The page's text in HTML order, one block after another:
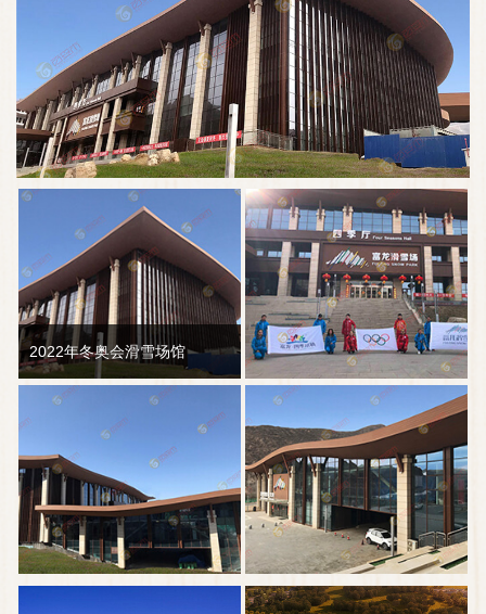
2022年冬奥会滑雪场馆
百妥木户外塑木墙板走进2022年冬奥会
2022年冬奥会滑雪场馆
2022年冬奥会滑雪场馆
2022年冬奥会滑雪场馆